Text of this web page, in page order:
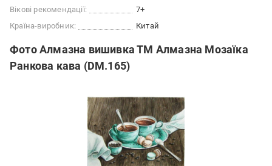
Вікові рекомендації:
7+
Країна-виробник:
Китай
Фото Алмазна вишивка ТМ Алмазна Мозаїка
Ранкова кава (DM.165)